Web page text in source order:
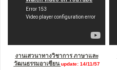
งานเสวนาทางวิชาการ ภาษาและ
วัฒนธรรมอาเซียนupdate: 14/11/57